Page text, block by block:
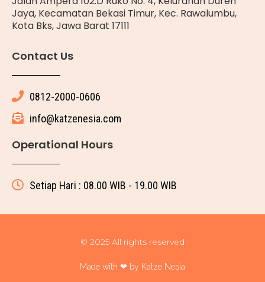
Jaya, Kecamatan Bekasi Timur, Kec. Rawalumbu,
Kota Bks, Jawa Barat 17111
Contact Us
0812-2000-0606
info@katzenesia.com
Operational Hours
Setiap Hari : 08.00 WIB - 19.00 WIB
© 2025 All rights reserved
Made with ❤ by Katze Nesia